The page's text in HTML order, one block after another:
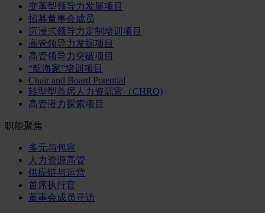
变革型领导力发展项目
招募董事会成员
沉浸式领导力定制培训项目
高管领导力发掘项目
高管领导力突破项目
“航海家”培训项目
Chair and Board Potential
转型型首席人力资源官（CHRO)
高管潜力探索项目
职能聚焦
多元与包容
人力资源高管
供应链与运营
首席执行官
董事会成员寻访